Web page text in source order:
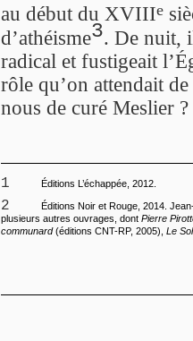
au début du XVIIIe
d’athéisme3. De nuit,
radical et fustigeait
rôle qu’on attendait
nous de curé Meslier
1 Éditions L’échappée, 2012.
2
Éditions Noir et Rouge, 2014.
plusieurs autres ouvrages, dont Pierre
communard(éditions CNT-RP, 2005), Le